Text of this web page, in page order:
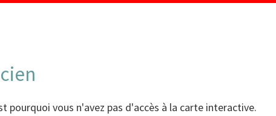
pourquoi vous n'avez pas d'accès à la carte interactive.